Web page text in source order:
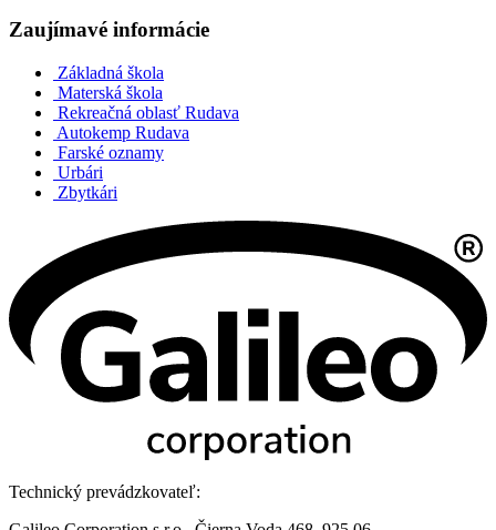
Zaujímavé informácie
Základná škola
Materská škola
Rekreačná oblasť Rudava
Autokemp Rudava
Farské oznamy
Urbári
Zbytkári
Technický prevádzkovateľ: